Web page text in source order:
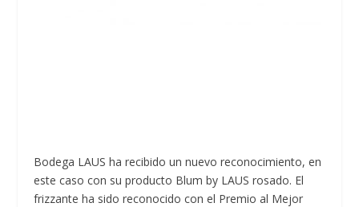
Bodega LAUS ha recibido un nuevo reconocimiento, en
este caso con su producto Blum by LAUS rosado. El
frizzante ha sido reconocido con el Premio al Mejor